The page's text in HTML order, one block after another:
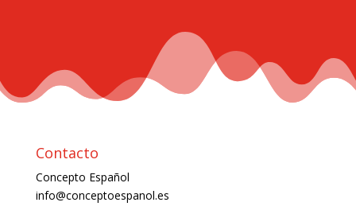
Contacto
Concepto Español
info@conceptoespanol.es